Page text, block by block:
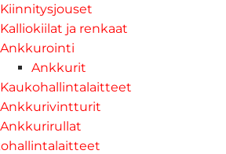
Kiinnitysjouset
Kalliokiilat ja renkaat
Ankkurointi
Ankkurit
Kaukohallintalaitteet
Ankkurivintturit
Ankkurirullat